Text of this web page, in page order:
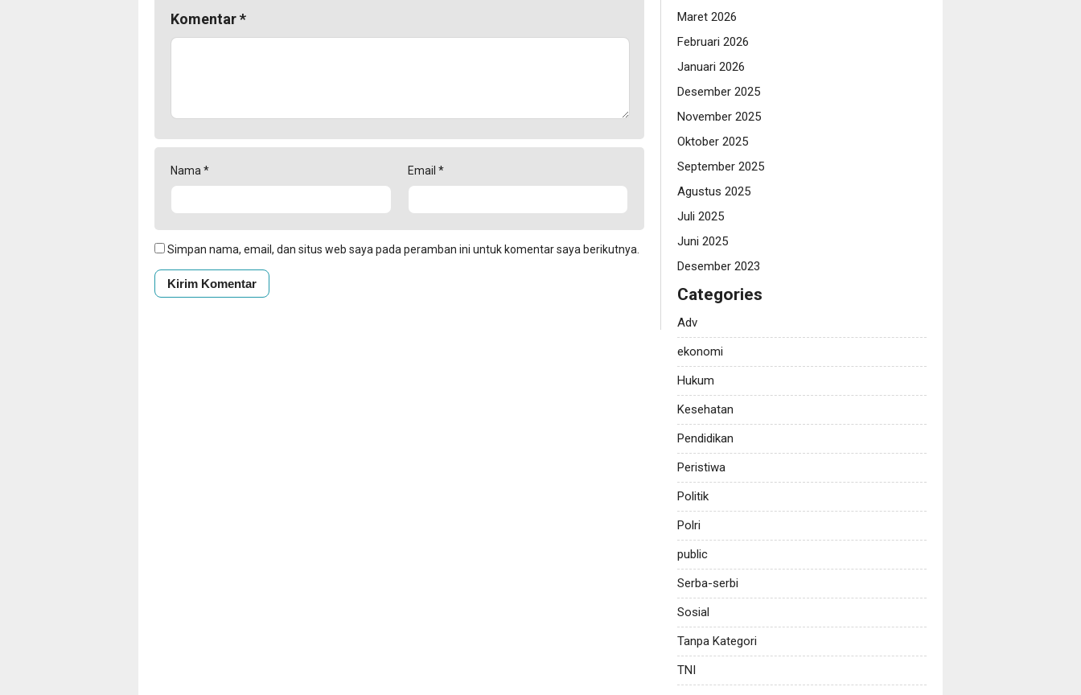
Komentar*
Nama * Email *
Simpan nama, email, dan situs web saya pada peramban ini untuk komentar saya berikutnya.
Maret 2026
Februari 2026
Januari 2026
Desember 2025
November 2025
Oktober 2025
September 2025
Agustus 2025
Juli 2025
Juni 2025
Desember 2023
Categories
Adv
ekonomi
Hukum
Kesehatan
Pendidikan
Peristiwa
Politik
Polri
public
Serba-serbi
Sosial
Tanpa Kategori
TNI